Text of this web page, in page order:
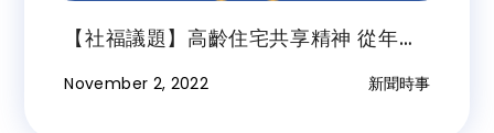
【社福議題】高齡住宅共享精神 從年輕
November 2, 2022 新聞時事